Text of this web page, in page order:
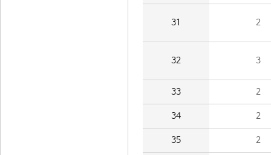
31 2
32 3
33 2
34 2
35 2